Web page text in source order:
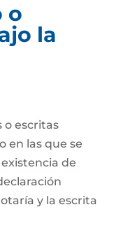
o
la
o escritas
en las que se
de
y la escrita